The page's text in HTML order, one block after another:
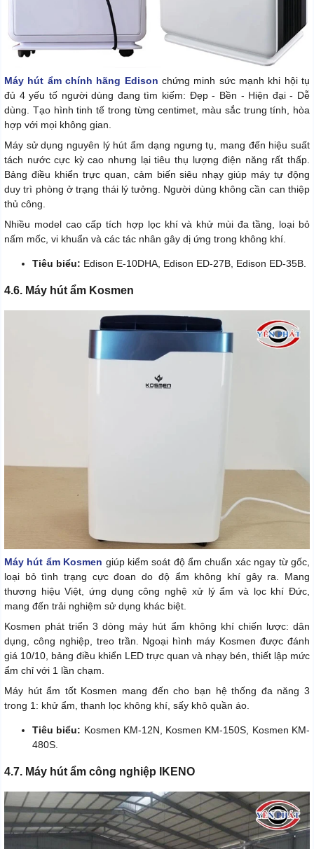
Máy hút ẩm chính hãng Edison chứng minh sức mạnh khi hội tụ
đủ 4 yếu tố người dùng đang tìm kiếm: Đẹp - Bền - Hiện đại - Dễ
dùng. Tạo hình tinh tế trong từng centimet, màu sắc trung tính, hòa
hợp với mọi không gian.
Máy sử dụng nguyên lý hút ẩm dạng ngưng tụ, mang đến hiệu suất
tách nước cực kỳ cao nhưng lại tiêu thụ lượng điện năng rất thấp.
Bảng điều khiển trực quan, cảm biến siêu nhạy giúp máy tự động
duy trì phòng ở trạng thái lý tưởng. Người dùng không cần can thiệp
thủ công.
Nhiều model cao cấp tích hợp lọc khí và khử mùi đa tầng, loại bỏ
nấm mốc, vi khuẩn và các tác nhân gây dị ứng trong không khí.
Tiêu biểu: Edison E-10DHA, Edison ED-27B, Edison ED-35B.
4.6. Máy hút ẩm Kosmen
Máy hút ẩm Kosmen giúp kiểm soát độ ẩm chuẩn xác ngay từ gốc,
loại bỏ tình trạng cực đoan do độ ẩm không khí gây ra. Mang
thương hiệu Việt, ứng dụng công nghệ xử lý ẩm và lọc khí Đức,
mang đến trải nghiệm sử dụng khác biệt.
Kosmen phát triển 3 dòng máy hút ẩm không khí chiến lược: dân
dụng, công nghiệp, treo trần. Ngoại hình máy Kosmen được đánh
giá 10/10, bảng điều khiển LED trực quan và nhạy bén, thiết lập mức
ẩm chỉ với 1 lần chạm.
Máy hút ẩm tốt Kosmen mang đến cho bạn hệ thống đa năng 3
trong 1: khử ẩm, thanh lọc không khí, sấy khô quần áo.
Tiêu biểu: Kosmen KM-12N, Kosmen KM-150S, Kosmen KM-
480S.
4.7. Máy hút ẩm công nghiệp IKENO